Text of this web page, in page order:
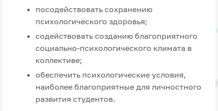
посодействовать сохранению
психологического здоровья;
содействовать созданию благоприятного
социально-психологического климата в
коллективе;
обеспечить психологические условия,
наиболее благоприятные для личностного
развития студентов.